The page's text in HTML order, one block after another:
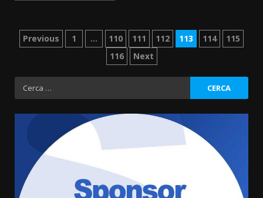
Paginazione
articoli
Previous 1 … 110 111 112 113 114
115
116
Next
Ricerca
per:
3
Savelletri in festa, domani sera
grande spettacolo con Uccio De
8 Agosto 2026 07:30